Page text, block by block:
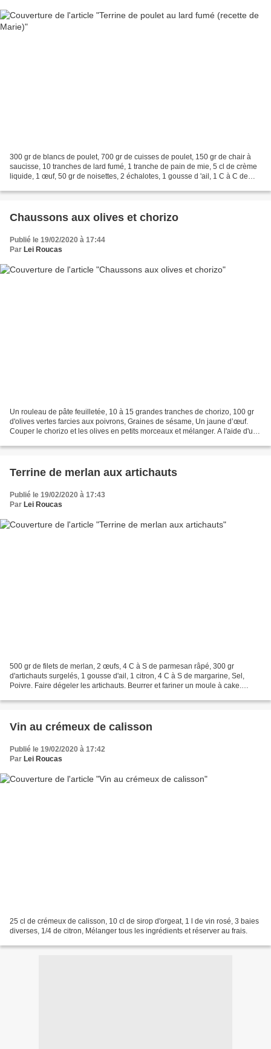
300 gr de blancs de poulet, 700 gr de cuisses de poulet, 150 gr de chair à
saucisse, 10 tranches de lard fumé, 1 tranche de pain de mie, 5 cl de crème
liquide, 1 œuf, 50 gr de noisettes, 2 échalotes, 1 gousse d 'ail, 1 C à C de
Chaussons aux olives et chorizo
Publié le 19/02/2020 à 17:44
Par Lei Roucas
Un rouleau de pâte feuilletée, 10 à 15 grandes tranches de chorizo, 100 gr
d'olives vertes farcies aux poivrons, Graines de sésame, Un jaune d’œuf.
Couper le chorizo et les olives en petits morceaux et mélanger. A l'aide d'un
Terrine de merlan aux artichauts
Publié le 19/02/2020 à 17:43
Par Lei Roucas
500 gr de filets de merlan, 2 œufs, 4 C à S de parmesan râpé, 300 gr
d'artichauts surgelés, 1 gousse d'ail, 1 citron, 4 C à S de margarine, Sel,
Poivre. Faire dégeler les artichauts. Beurrer et fariner un moule à cake.
Vin au crémeux de calisson
Publié le 19/02/2020 à 17:42
Par Lei Roucas
25 cl de crémeux de calisson, 10 cl de sirop d'orgeat, 1 l de vin rosé, 3 baies
diverses, 1/4 de citron, Mélanger tous les ingrédients et réserver au frais.